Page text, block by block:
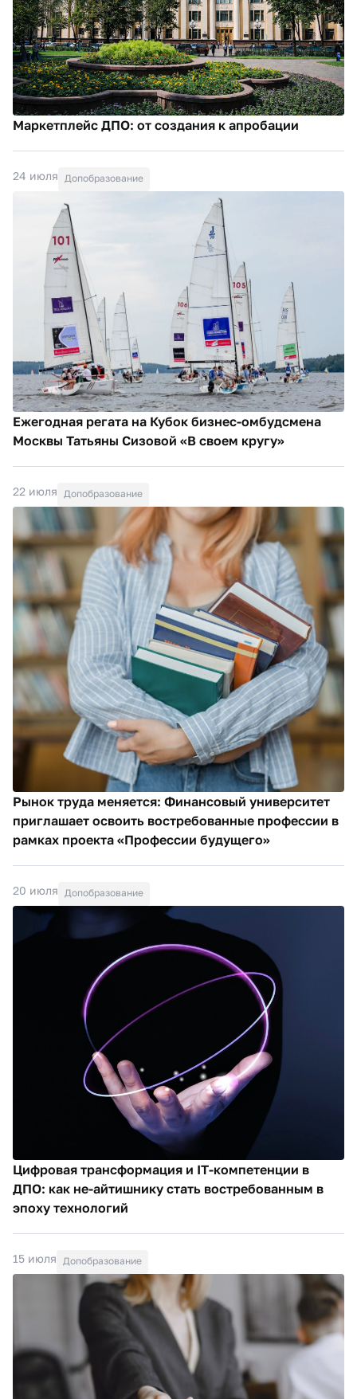
Маркетплейс ДПО: от создания к апробации
24 июля Допобразование
Ежегодная регата на Кубок бизнес-омбудсмена
Москвы Татьяны Сизовой «В своем кругу»
22 июля Допобразование
Рынок труда меняется: Финансовый университет
приглашает освоить востребованные профессии в
рамках проекта «Профессии будущего»
20 июля Допобразование
Цифровая трансформация и IT-компетенции в
ДПО: как не-айтишнику стать востребованным в
эпоху технологий
15 июля Допобразование